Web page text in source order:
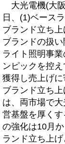
大光電機(大
日、(1)ベース
ブランド立ち
ブランドの扱
ライト照明事
ンピックを控
獲得し売上げ
ブランド立ち
は、両市場で
営基盤を厚く
の強化は10月
ランド立ち上